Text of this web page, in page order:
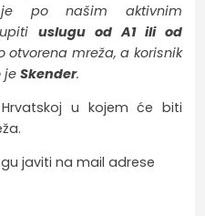
je po našim aktivnim
uslugu od A1 ili od
otvorena mreža, a korisnik
jeSkender.
u kojem će biti
javiti na mail adrese